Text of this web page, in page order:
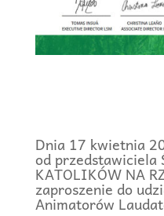
Dnia 17 kwietnia
od przedstawiciela
KATOLIKÓW NA
zaproszenie do
Animatorów